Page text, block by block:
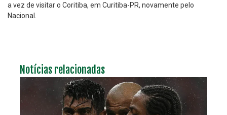
a vez de visitar o Coritiba, em Curitiba-PR, novamente pelo
Nacional.
Notícias relacionadas